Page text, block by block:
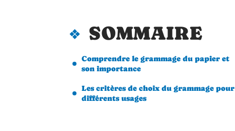
SOMMAIRE
Comprendre le grammage du papier et
son importance
Les critères de choix du grammage pour
différents usages